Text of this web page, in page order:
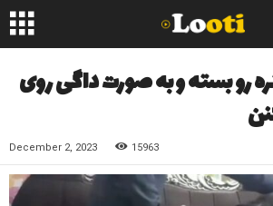
رو بسته و به صورت داگی روی
December 2, 2023 15963